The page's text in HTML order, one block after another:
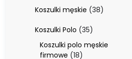
Koszulki męskie 3838
Koszulki Polo 3535
produktów
Koszulki polo męskie
firmowe 1818